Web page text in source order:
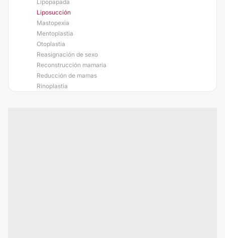
Lipopapada
Liposucción
Mastopexia
Mentoplastia
Otoplastia
Reasignación de sexo
Reconstrucción mamaria
Reducción de mamas
Rinoplastia